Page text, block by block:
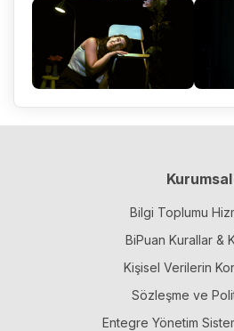
Kurumsal
Bilgi Toplumu
BiPuan Kurallar &
Kişisel Verilerin
Sözleşme ve
Entegre Yönetim